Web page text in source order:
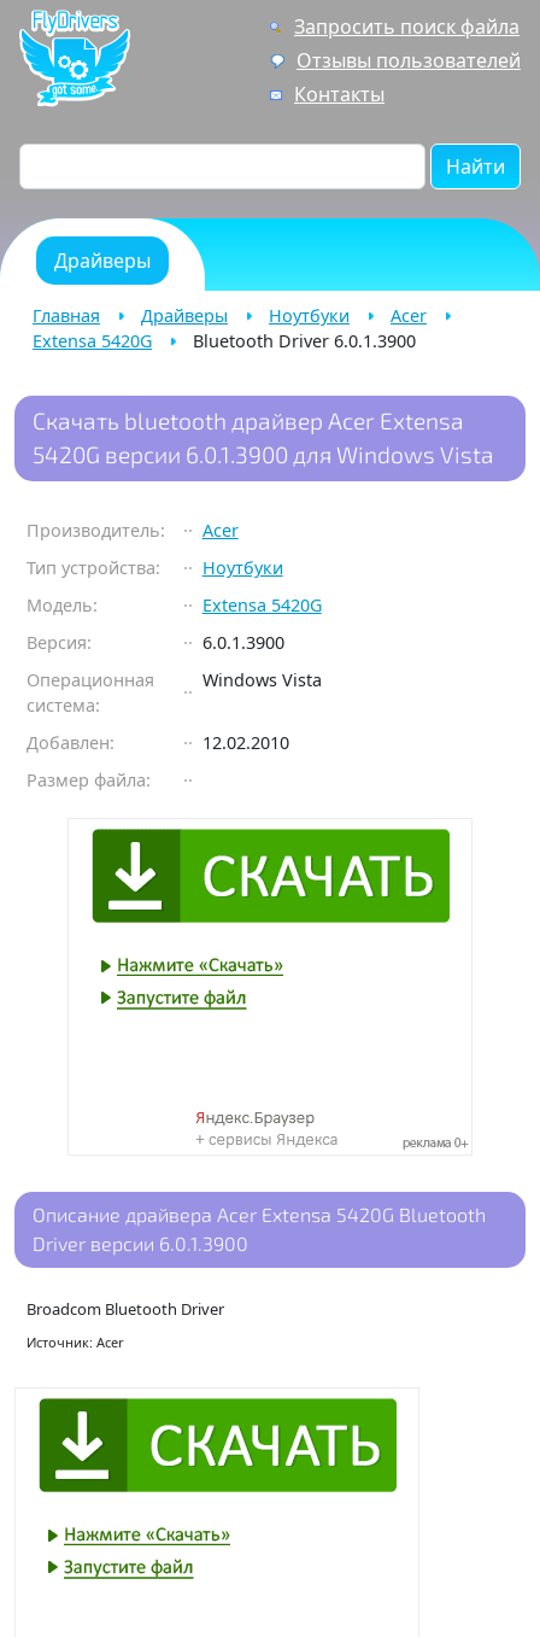
Запросить поиск файла
Отзывы пользователей
Контакты
Найти
Драйверы
Главная Драйверы Ноутбуки
Acer
Extensa 5420G
Bluetooth Driver 6.0.1.3900
Скачать bluetooth драйвер Acer Extensa
5420G версии 6.0.1.3900 для Windows Vista
Производитель:
Acer
Тип устройства:
Ноутбуки
Модель:
Extensa 5420G
Версия:
6.0.1.3900
Операционная
система:
Windows Vista
Добавлен:
12.02.2010
Размер файла:
Описание драйвера Acer Extensa 5420G Bluetooth
Driver версии 6.0.1.3900
Broadcom Bluetooth Driver
Источник: Acer